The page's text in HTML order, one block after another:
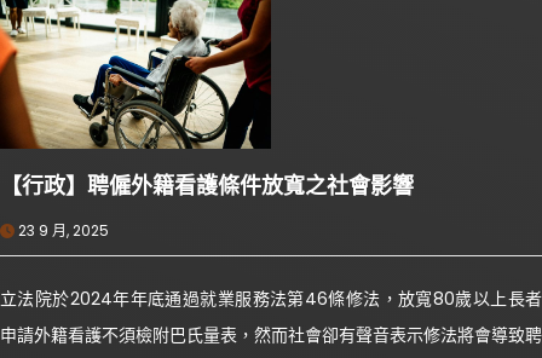
【行政】聘僱外籍看護條件放寬之社會影響
23 9 月, 2025
立法院於2024年年底通過就業服務法第46條修法，放寬80歲以上長者
申請外籍看護不須檢附巴氏量表，然而社會卻有聲音表示修法將會導致聘